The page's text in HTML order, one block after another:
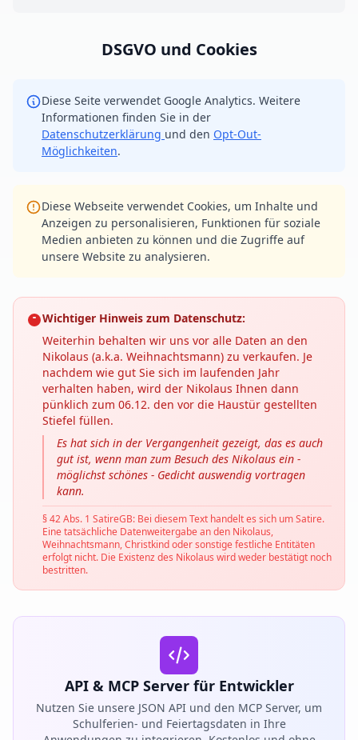
DSGVO und Cookies
Diese Seite verwendet Google Analytics. Weitere
Informationen finden Sie in der
Datenschutzerklärung und den Opt-Out-
Möglichkeiten.
Diese Webseite verwendet Cookies, um Inhalte und
Anzeigen zu personalisieren, Funktionen für soziale
Medien anbieten zu können und die Zugriffe auf
unsere Website zu analysieren.
Wichtiger Hinweis zum Datenschutz:
Weiterhin behalten wir uns vor alle Daten an den
Nikolaus (a.k.a. Weihnachtsmann) zu verkaufen. Je
nachdem wie gut Sie sich im laufenden Jahr
verhalten haben, wird der Nikolaus Ihnen dann
pünklich zum 06.12. den vor die Haustür gestellten
Stiefel füllen.
Es hat sich in der Vergangenheit gezeigt, das es auch
gut ist, wenn man zum Besuch des Nikolaus ein -
möglichst schönes - Gedicht auswendig vortragen
kann.
§ 42 Abs. 1 SatireGB: Bei diesem Text handelt es sich um Satire.
Eine tatsächliche Datenweitergabe an den Nikolaus,
Weihnachtsmann, Christkind oder sonstige festliche Entitäten
erfolgt nicht. Die Existenz des Nikolaus wird weder bestätigt noch
bestritten.
API & MCP Server für Entwickler
Nutzen Sie unsere JSON API und den MCP Server, um
Schulferien- und Feiertagsdaten in Ihre